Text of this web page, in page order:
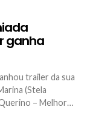
ganha
trailer da sua
(Stela
– Melhor…